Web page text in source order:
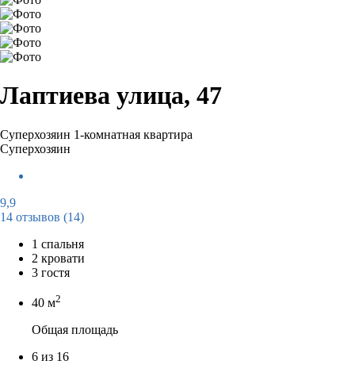
Лаптиева улица, 47
Суперхозяин 1-комнатная квартира
Суперхозяин
9,9
14 отзывов (14)
1 спальня
2 кровати
3 гостя
40 м2
Общая площадь
6 из 16